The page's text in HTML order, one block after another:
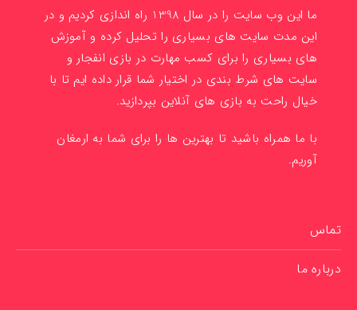
ما این وب سایت را در سال 1398 راه اندازی کردیم و در
این مدت سایت های بسیاری را تحلیل کرده و آموزش
های بسیاری را برای کسب مهارت در بازی انفجار و
سایت های شرط بندی در اختیار شما قرار داده ایم تا با
خیال راحت به بازی های آنلاین بپردازید.
با ما همراه باشید تا بهترین ها را برای شما به ارمغان
آوریم.
تماس
درباره ما